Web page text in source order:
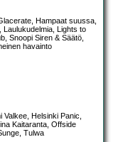
Hampaat suussa,
Laulukudelmia, Lights to
Snoopi Siren & Säätö,
havainto
Helsinki Panic,
Kaitaranta, Offside
Tulwa